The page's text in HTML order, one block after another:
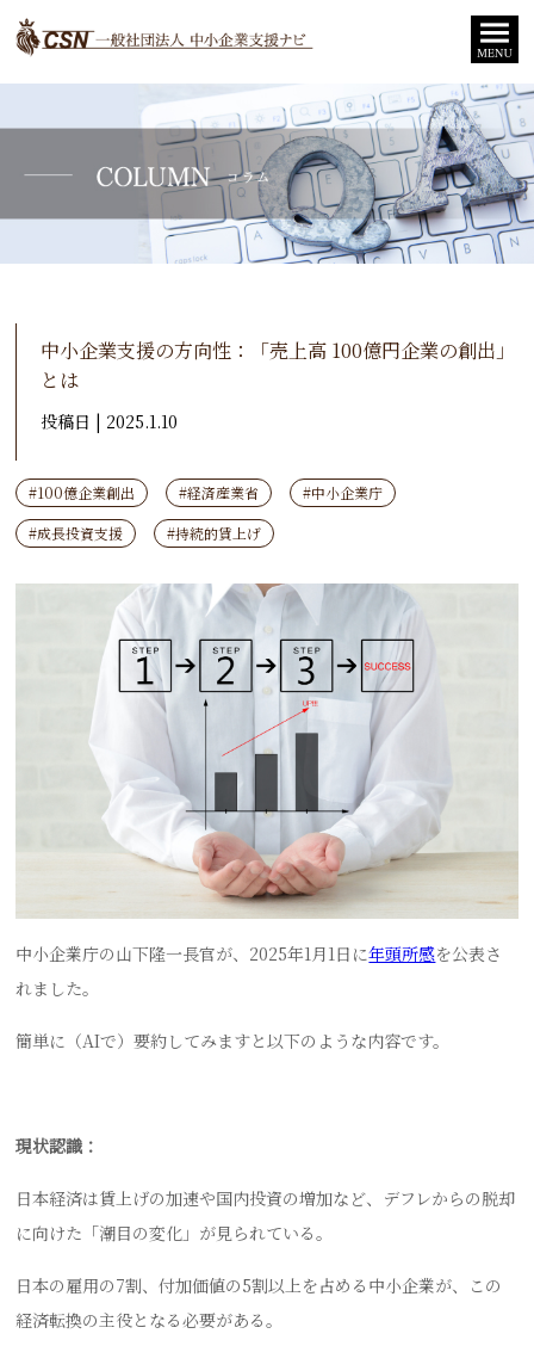
中小企業支援の方向性：「売上高 100億円企業の創出」
とは
投稿日 | 2025.1.10
#100億企業創出 #経済産業省
#中小企業庁
#成長投資支援
#持続的賃上げ
中小企業庁の山下隆一長官が、2025年1月1日に年頭所感を公表さ
れました。
簡単に（AIで）要約してみますと以下のような内容です。
現状認識：
日本経済は賃上げの加速や国内投資の増加など、デフレからの脱却
に向けた「潮目の変化」が見られている。
日本の雇用の7割、付加価値の5割以上を占める中小企業が、この
経済転換の主役となる必要がある。